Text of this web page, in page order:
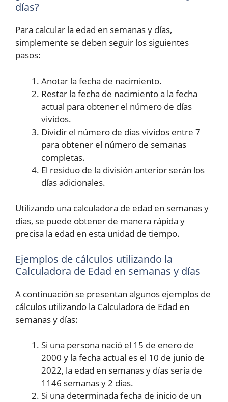
días?
Para calcular la edad en semanas y días,
simplemente se deben seguir los siguientes
pasos:
Anotar la fecha de nacimiento.
Restar la fecha de nacimiento a la fecha
actual para obtener el número de días
vividos.
Dividir el número de días vividos entre 7
para obtener el número de semanas
completas.
El residuo de la división anterior serán los
días adicionales.
Utilizando una calculadora de edad en semanas y
días, se puede obtener de manera rápida y
precisa la edad en esta unidad de tiempo.
Ejemplos de cálculos utilizando la
Calculadora de Edad en semanas y días
A continuación se presentan algunos ejemplos de
cálculos utilizando la Calculadora de Edad en
semanas y días:
Si una persona nació el 15 de enero de
2000 y la fecha actual es el 10 de junio de
2022, la edad en semanas y días sería de
1146 semanas y 2 días.
Si una determinada fecha de inicio de un